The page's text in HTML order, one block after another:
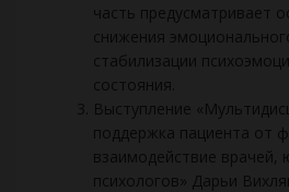
часть предусматривает
снижения
стабилизации
состояния.
Выступление
поддержка пациента от
взаимодействие врачей,
психологов» Дарьи